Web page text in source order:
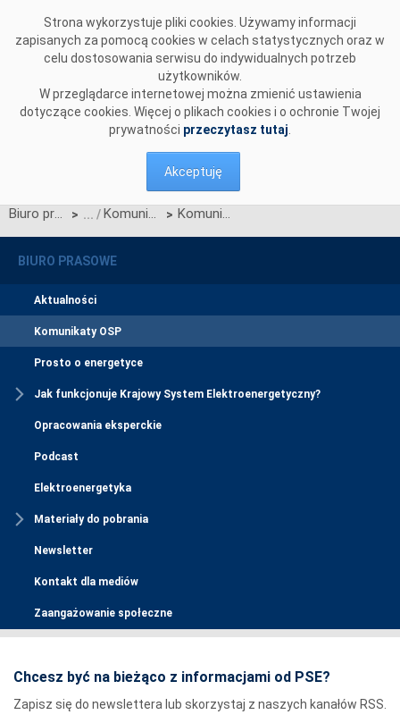
Strona wykorzystuje pliki cookies. Używamy informacji
zapisanych za pomocą cookies w celach statystycznych oraz w
celu dostosowania serwisu do indywidualnych potrzeb
użytkowników.
W przeglądarce internetowej można zmienić ustawienia
dotyczące cookies. Więcej o plikach cookies i o ochronie Twojej
prywatności przeczytasz tutaj
Akceptuję
Biuro prasowe > Komunikaty OSP > Komunikat OSP dotyczący ograniczenia alokowanych praw przesyłowych w dniach 21-22.10.2023
BIURO PRASOWE
Aktualności
Komunikaty OSP
Prosto o energetyce
Jak funkcjonuje Krajowy System Elektroenergetyczny?
Opracowania eksperckie
Podcast
Elektroenergetyka
Materiały do pobrania
Newsletter
Kontakt dla mediów
Zaangażowanie społeczne
Chcesz być na bieżąco z informacjami od PSE?
Zapisz się do newslettera lub skorzystaj z naszych kanałów RSS.